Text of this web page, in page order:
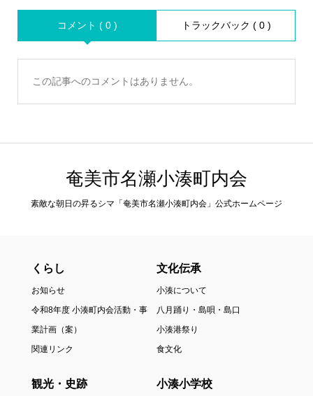
コメント ( 0 ) トラックバック ( 0 )
この記事へのコメントはありません。
奄美市名瀬小湊町内会
素敵な朝日の昇るシマ「奄美市名瀬小湊町内会」公式ホームページ
くらし
お知らせ
令和8年度 小湊町内会活動・事
業計画（案）
関連リンク
文化伝承
小湊について
八月踊り・島唄・島口
小湊港祭り
食文化
観光・史跡 小湊小学校